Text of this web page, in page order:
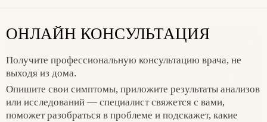
ОНЛАЙН КОНСУЛЬТАЦИЯ
Получите профессиональную консультацию врача, не
выходя из дома.
Опишите свои симптомы, приложите результаты анализов
или исследований — специалист свяжется с вами,
поможет разобраться в проблеме и подскажет, какие